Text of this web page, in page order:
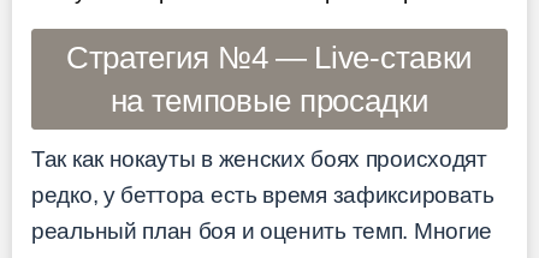
Стратегия №4 — Live-ставки
на темповые просадки
Так как нокауты в женских боях происходят
редко, у беттора есть время зафиксировать
реальный план боя и оценить темп. Многие